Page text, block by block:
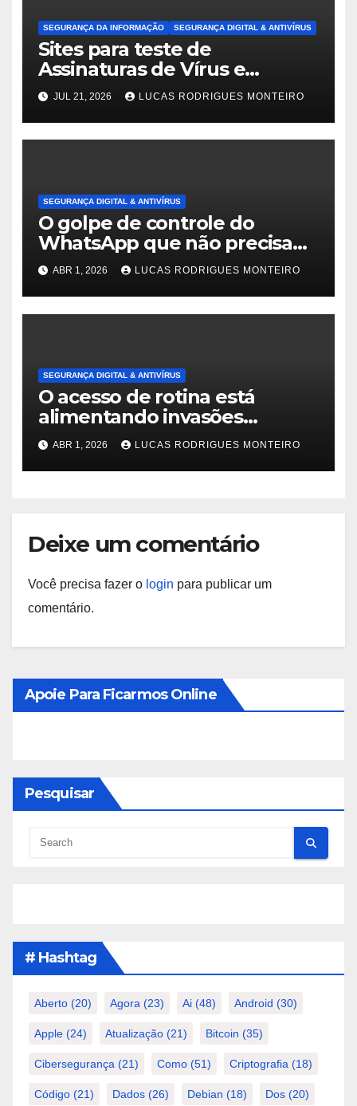
SEGURANÇA DA INFORMAÇÃO SEGURANÇA DIGITAL & ANTIVÍRUS
Sites para teste de
Assinaturas de Vírus e
Malwares
JUL 21, 2026 LUCAS RODRIGUES MONTEIRO
SEGURANÇA DIGITAL & ANTIVÍRUS
O golpe de controle do
WhatsApp que não precisa
de sua senha
ABR 1, 2026 LUCAS RODRIGUES MONTEIRO
SEGURANÇA DIGITAL & ANTIVÍRUS
O acesso de rotina está
alimentando invasões
modernas, revela um novo
relatório de ameaças
ABR 1, 2026 LUCAS RODRIGUES MONTEIRO
Deixe um comentário
Você precisa fazer o login para publicar um
comentário.
Apoie Para Ficarmos Online
Pesquisar
# Hashtag
Aberto (20) Agora (23) Ai (48) Android (30)
Apple (24) Atualização (21) Bitcoin (35)
Cibersegurança (21) Como (51) Criptografia (18)
Código (21) Dados (26) Debian (18) Dos (20)